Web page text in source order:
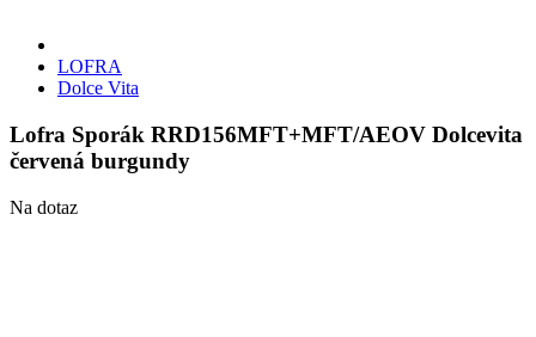
LOFRA
Dolce Vita
Lofra Sporák RRD156MFT+MFT/AEOV Dolcevita
červená burgundy
Na dotaz